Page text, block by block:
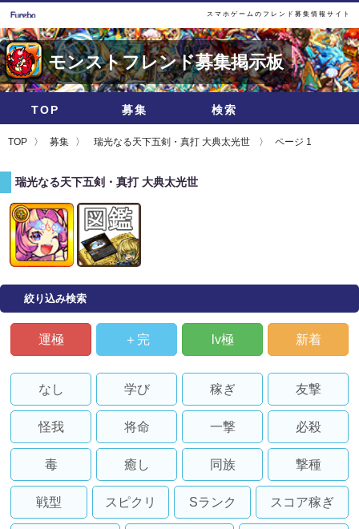
スマホゲームのフレンド募集情報サイト
モンストフレンド募集掲示板
TOP 募集 検索
TOP 募集 瑞光なる天下五剣・真打 大典太光世 ページ 1
瑞光なる天下五剣・真打 大典太光世
絞り込み検索
運極 ＋完 lv極 新着
なし 学び 稼ぎ 友撃
怪我 将命 一撃 必殺
毒 癒し 同族 撃種
戦型 スピクリ Sランク スコア稼ぎ